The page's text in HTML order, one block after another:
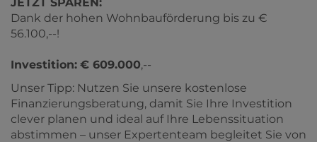
Dank der hohen Wohnbauförderung bis zu €
56.100,--!
Investition: € 609.000,--
Unser Tipp: Nutzen Sie unsere kostenlose
Finanzierungsberatung, damit Sie Ihre Investition
clever planen und ideal auf Ihre Lebenssituation
abstimmen – unser Expertenteam begleitet Sie von